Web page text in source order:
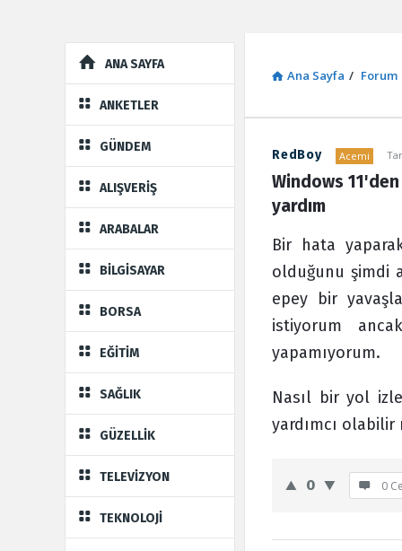
Ana Sayfa / Forum
Sosyal
Kaynak
Latest
Forum
RedBoy Acemi
Windows
yardım
Bir hata
olduğunu şimdi
epey bir
istiyorum
yapamıyorum.
Nasıl bir yol
yardımcı olabilir
0 0
ExploreANA SAYFA
ANKETLER
GÜNDEM
ALIŞVERİŞ
ARABALAR
BİLGİSAYAR
BORSA
EĞİTİM
SAĞLIK
GÜZELLİK
TELEVİZYON
TEKNOLOJİ